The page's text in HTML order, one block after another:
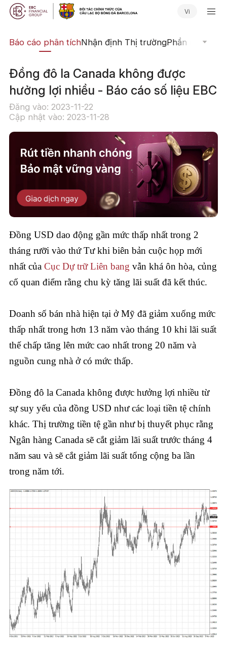
Vi
Báo cáo phân tíchNhận định Thị trườngPhần mềm
Đồng đô la Canada không được
hưởng lợi nhiều - Báo cáo số liệu EBC
Đăng vào: 2023-11-22
Cập nhật vào: 2023-11-28
Đồng USD dao động gần mức thấp nhất trong 2
tháng rưỡi vào thứ Tư khi biên bản cuộc họp mới
nhất của Cục Dự trữ Liên bang vẫn khá ôn hòa, củng
cố quan điểm rằng chu kỳ tăng lãi suất đã kết thúc.
Doanh số bán nhà hiện tại ở Mỹ đã giảm xuống mức
thấp nhất trong hơn 13 năm vào tháng 10 khi lãi suất
thế chấp tăng lên mức cao nhất trong 20 năm và
nguồn cung nhà ở có mức thấp.
Đồng đô la Canada không được hưởng lợi nhiều từ
sự suy yếu của đồng USD như các loại tiền tệ chính
khác. Thị trường tiền tệ gần như bị thuyết phục rằng
Ngân hàng Canada sẽ cắt giảm lãi suất trước tháng 4
năm sau và sẽ cắt giảm lãi suất tổng cộng ba lần
trong năm tới.